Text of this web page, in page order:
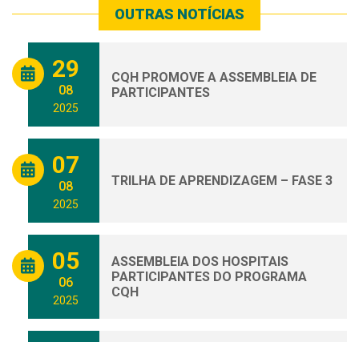
OUTRAS NOTÍCIAS
29
08
2025
CQH PROMOVE A ASSEMBLEIA DE
PARTICIPANTES
07
08
2025
TRILHA DE APRENDIZAGEM – FASE 3
05
06
2025
ASSEMBLEIA DOS HOSPITAIS
PARTICIPANTES DO PROGRAMA
CQH